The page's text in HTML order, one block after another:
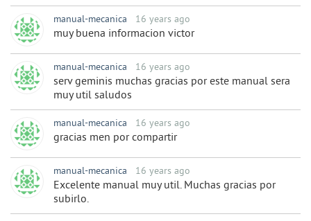
manual-mecanica 16 years ago
muy buena informacion victor
manual-mecanica 16 years ago
serv geminis muchas gracias por este manual sera
muy util saludos
manual-mecanica 16 years ago
gracias men por compartir
manual-mecanica 16 years ago
Excelente manual muy util. Muchas gracias por
subirlo.